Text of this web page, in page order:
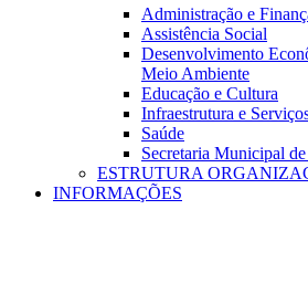
Administração e
Assistência Social
Desenvolvimento
Meio Ambiente
Educação e Cultura
Infraestrutura e
Saúde
Secretaria Municipal
ESTRUTURA
INFORMAÇÕES